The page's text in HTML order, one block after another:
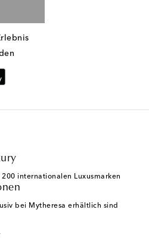
internationalen Luxusmarken
bei Mytheresa erhältlich sind